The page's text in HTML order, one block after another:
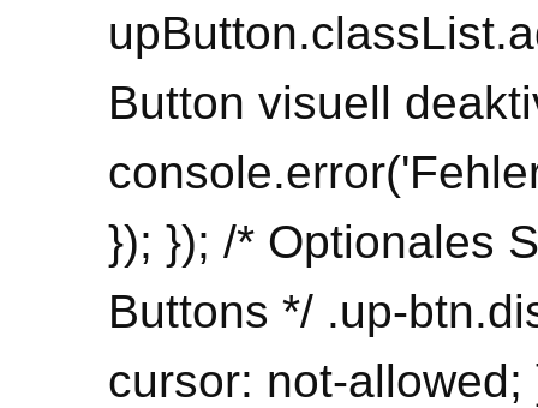
Button visuell
}); }); /* Optionales
Buttons */ .up-
cursor: not-allowed;